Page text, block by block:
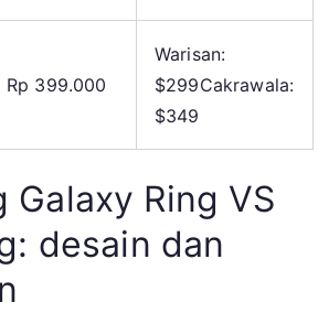
Rp 399.000
Warisan:
$299Cakrawala:
$349
Galaxy Ring VS
desain dan